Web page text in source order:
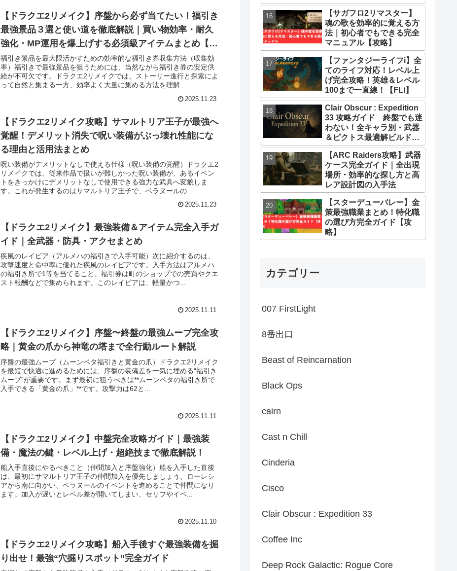
【ドラクエ2リメイク】序盤から必ず当てたい！福引き
最強景品３選と使い道を徹底解説｜買い物効率・耐久
強化・MP運用を爆上げする必須級アイテムまとめ【攻
略】
福引き景品を最大限活かすための効率的な福引き券収集方法（収集効
率）福引きで最強景品を狙うためには、当然ながら福引き券の安定供
給が不可欠です。ドラクエ2リメイクでは、ストーリー進行と探索によ
って自然と集まる一方、効率よく大量に集める方法を理解...
2025.11.23
【ドラクエ2リメイク攻略】サマルトリア王子が最強へ
覚醒！デメリット消失で呪い装備がぶっ壊れ性能にな
る理由と活用法まとめ
呪い装備がデメリットなしで使える仕様（呪い装備の覚醒）ドラクエ2
リメイクでは、従来作品で扱いが難しかった呪い装備が、あるイベン
トをきっかけにデメリットなしで使用できる強力な武具へ変貌しま
す。これが発生するのはサマルトリア王子で、ベラヌールの...
2025.11.23
【ドラクエ2リメイク】最強装備＆アイテム完全入手ガ
イド｜全武器・防具・アクセまとめ
疾風のレイピア（アルメハの福引きで入手可能）次に紹介するのは、
攻撃速度と命中率に優れた疾風のレイピアです。入手方法はアルメハ
の福引き所で1等を当てること。福引券は町のショップでの売買やクエ
スト報酬などで集められます。このレイピアは、軽量かつ...
2025.11.11
【ドラクエ2リメイク】序盤〜終盤の最強ムーブ完全攻
略｜黄金の爪から神竜の塔まで全行動ルート解説
序盤の最強ムーブ（ムーンペタ福引きと黄金の爪）ドラクエ2リメイク
を最短で快適に進めるためには、序盤の装備差を一気に埋める“福引き
ムーブ”が重要です。まず最初に狙うべきは**ムーンペタの福引き所で
入手できる「黄金の爪」**です。攻撃力は62と...
2025.11.11
【ドラクエ2リメイク】中盤完全攻略ガイド｜最強装
備・魔法の鍵・レベル上げ・超絶技まで徹底解説！
船入手直後にやるべきこと（仲間加入と序盤強化）船を入手した直後
は、最初にサマルトリア王子の仲間加入を優先しましょう。ローレシ
アから南に向かい、ベラヌールのイベントを進めることで仲間になり
ます。加入が遅いとレベル差が開いてしまい、セリフやイベ...
2025.11.10
【ドラクエ2リメイク攻略】船入手後すぐ最強装備を掘
り出せ！最強“穴掘りスポット”完全ガイド
【サガフロ2リマスター】
魂の歌を効率的に覚える方
法｜初心者でもできる完全
マニュアル【攻略】
【ファンタジーライフi】全
てのライフ対応！レベル上
げ完全攻略！英雄＆レベル
100まで一直線！【FLi】
Clair Obscur : Expedition
33 攻略ガイド 終盤でも迷
わない！全キャラ別・武器
＆ピクトス最適解ビルドま
とめ
【ARC Raiders攻略】武器
ケース完全ガイド｜全出現
場所・効率的な探し方と高
レア設計図の入手法
【スターデューバレー】金
策最強職業まとめ！特化職
の選び方完全ガイド【攻
略】
カテゴリー
007 FirstLight
8番出口
Beast of Reincarnation
Black Ops
cairn
Cast n Chill
Cinderia
Cisco
Clair Obscur : Expedition 33
Coffee Inc
Deep Rock Galactic: Rogue Core